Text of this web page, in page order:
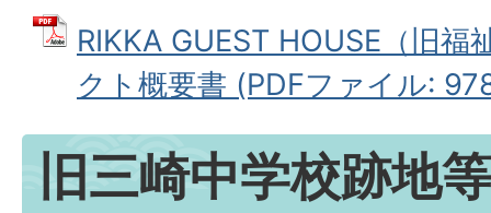
RIKKA GUEST HOUSE（旧福
クト概要書 (PDFファイル:
旧三崎中学校跡地